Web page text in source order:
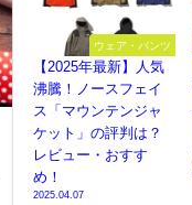
ウェア・パンツ
【2025年最新】人気
沸騰！ノースフェイ
ス「マウンテンジャ
ケット」の評判は？
レビュー・おすす
め！
2025.04.07